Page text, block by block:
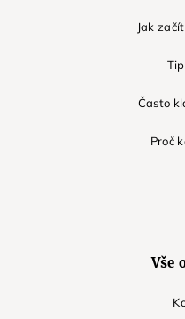
Jak
Často
Proč
Vše